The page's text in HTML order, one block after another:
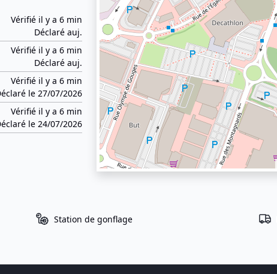
Vérifié il y a 6 min
Déclaré auj.
Vérifié il y a 6 min
Déclaré auj.
Vérifié il y a 6 min
le 27/07/2026
Vérifié il y a 6 min
le 24/07/2026
Station de gonflage